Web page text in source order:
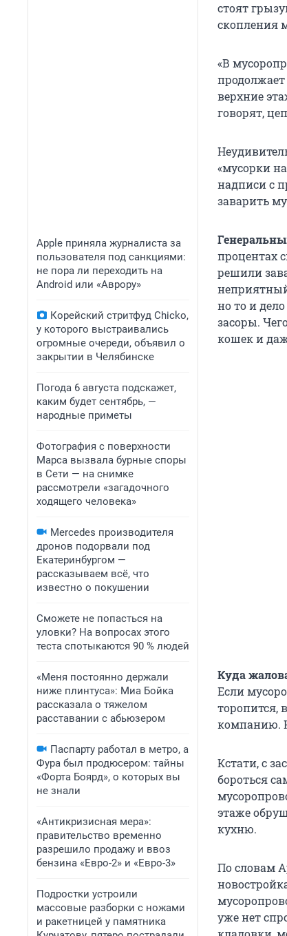
Apple приняла журналиста за
пользователя под санкциями:
не пора ли переходить на
Android или «Аврору»
Корейский стритфуд Chicko,
у которого выстраивались
огромные очереди, объявил о
закрытии в Челябинске
Погода 6 августа подскажет,
каким будет сентябрь, —
народные приметы
Фотография с поверхности
Марса вызвала бурные споры
в Сети — на снимке
рассмотрели «загадочного
ходящего человека»
Mercedes производителя
дронов подорвали под
Екатеринбургом —
рассказываем всё, что
известно о покушении
Сможете не попасться на
уловки? На вопросах этого
теста спотыкаются 90 % людей
«Меня постоянно держали
ниже плинтуса»: Миа Бойка
рассказала о тяжелом
расставании с абьюзером
Паспарту работал в метро, а
Фура был продюсером: тайны
«Форта Боярд», о которых вы
не знали
«Антикризисная мера»:
правительство временно
разрешило продажу и ввоз
бензина «Евро-2» и «Евро-3»
Подростки устроили
массовые разборки с ножами
и ракетницей у памятника
стоят
скопления
«В
верхние
говорят,
«мусорки
надписи с
заварить
процентах
решили
но то и
засоры.
кошек и
Куда
Если
торопится,
компанию.
Кстати, с
бороться
этаже
кухню.
По словам
уже нет